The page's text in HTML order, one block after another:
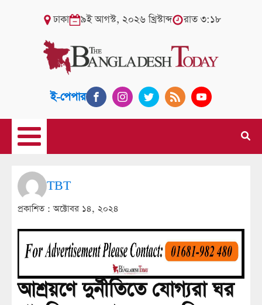
ঢাকা ৯ই আগস্ট, ২০২৬ খ্রিস্টাব্দ রাত ৩:১৮
ই-পেপার
TBT
প্রকাশিত :অক্টোবর ১৪, ২০২৪
আশ্রয়ণে দুর্নীতিতে যোগ্যরা ঘর